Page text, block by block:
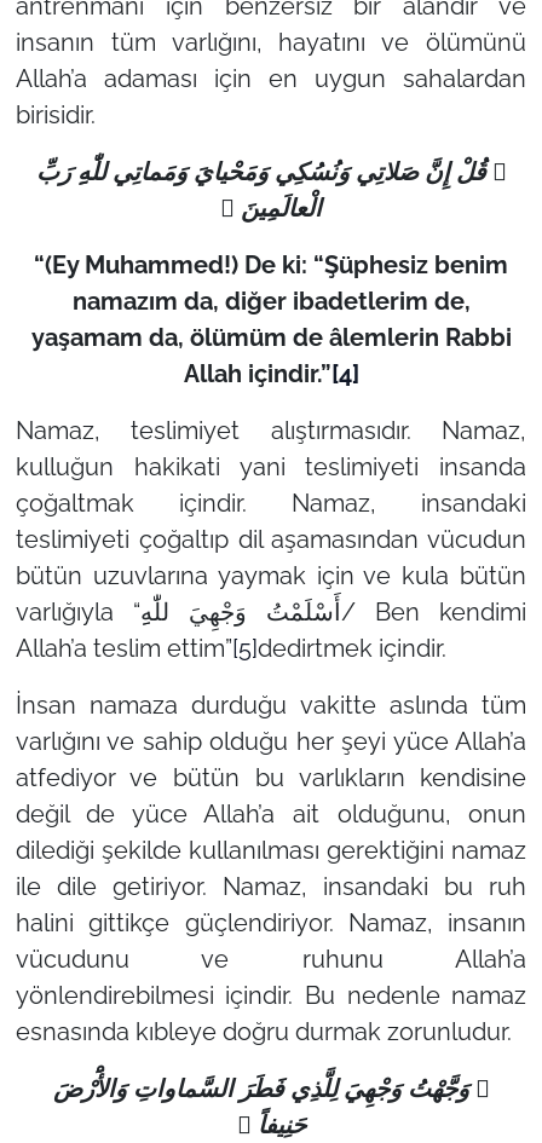
antrenmanı için benzersiz bir alandır ve
insanın tüm varlığını, hayatını ve ölümünü
Allah’a adaması için en uygun sahalardan
birisidir.
 قُلْ إِنَّ صَلاتِي وَنُسُكِي وَمَحْيايَ وَمَماتِي للّٰهِِ رَبِّ
الْعالَمِينَ 
“(Ey Muhammed!) De ki: “Şüphesiz benim
namazım da, diğer ibadetlerim de,
yaşamam da, ölümüm de âlemlerin Rabbi
Allah içindir.”[4]
Namaz, teslimiyet alıştırmasıdır. Namaz,
kulluğun hakikati yani teslimiyeti insanda
çoğaltmak içindir. Namaz, insandaki
teslimiyeti çoğaltıp dil aşamasından vücudun
bütün uzuvlarına yaymak için ve kula bütün
varlığıyla “أَسْلَمْتُ وَجْهِيَ للّٰهِِ/ Ben kendimi
Allah’a teslim ettim”[5]dedirtmek içindir.
İnsan namaza durduğu vakitte aslında tüm
varlığını ve sahip olduğu her şeyi yüce Allah’a
atfediyor ve bütün bu varlıkların kendisine
değil de yüce Allah’a ait olduğunu, onun
dilediği şekilde kullanılması gerektiğini namaz
ile dile getiriyor. Namaz, insandaki bu ruh
halini gittikçe güçlendiriyor. Namaz, insanın
vücudunu ve ruhunu Allah’a
yönlendirebilmesi içindir. Bu nedenle namaz
esnasında kıbleye doğru durmak zorunludur.
 وَجَّهْتُ وَجْهِيَ لِلَّذِي فَطَرَ السَّماواتِ وَالأَْرْضَ
حَنِيفاً 